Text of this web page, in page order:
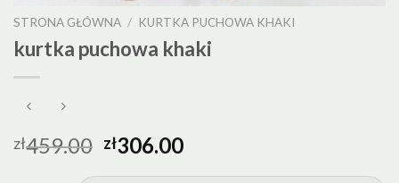
STRONA GŁÓWNA / KURTKA PUCHOWA KHAKI
kurtka puchowa khaki
zł459.00 zł306.00